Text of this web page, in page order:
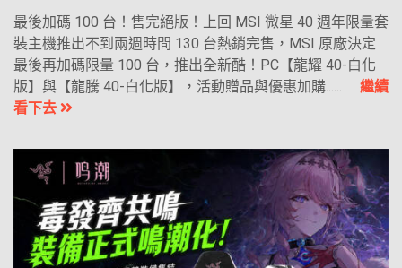
最後加碼 100 台！售完絕版！上回 MSI 微星 40 週年限量套
裝主機推出不到兩週時間 130 台熱銷完售，MSI 原廠決定
最後再加碼限量 100 台，推出全新酷！PC【龍耀 40-白化
版】與【龍騰 40-白化版】，活動贈品與優惠加購...... 繼續
看下去